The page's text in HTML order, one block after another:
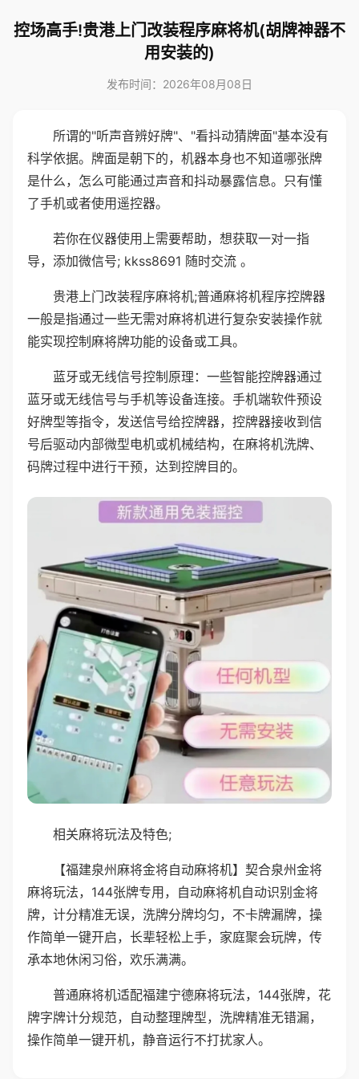
控场高手!贵港上门改装程序麻将机(胡牌神器不
用安装的)
发布时间：2026年08月08日
所谓的"听声音辨好牌"、"看抖动猜牌面"基本没有
科学依据。牌面是朝下的，机器本身也不知道哪张牌
是什么，怎么可能通过声音和抖动暴露信息。只有懂
了手机或者使用遥控器。
若你在仪器使用上需要帮助，想获取一对一指
导，添加微信号; kkss8691 随时交流 。
贵港上门改装程序麻将机;普通麻将机程序控牌器
一般是指通过一些无需对麻将机进行复杂安装操作就
能实现控制麻将牌功能的设备或工具。
蓝牙或无线信号控制原理：一些智能控牌器通过
蓝牙或无线信号与手机等设备连接。手机端软件预设
好牌型等指令，发送信号给控牌器，控牌器接收到信
号后驱动内部微型电机或机械结构，在麻将机洗牌、
码牌过程中进行干预，达到控牌目的。
相关麻将玩法及特色;
【福建泉州麻将金将自动麻将机】契合泉州金将
麻将玩法，144张牌专用，自动麻将机自动识别金将
牌，计分精准无误，洗牌分牌均匀，不卡牌漏牌，操
作简单一键开启，长辈轻松上手，家庭聚会玩牌，传
承本地休闲习俗，欢乐满满。
普通麻将机适配福建宁德麻将玩法，144张牌，花
牌字牌计分规范，自动整理牌型，洗牌精准无错漏，
操作简单一键开机，静音运行不打扰家人。